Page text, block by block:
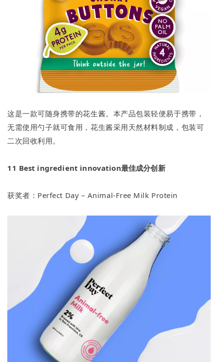
这是一款可随身携带的花生酱。本产品包装轻便易于携带，
无需使用勺子就可食用，花生酱采用天然材料制成，包装可
二次回收利用。
11 Best ingredient innovation最佳成分创新
获奖者：Perfect Day – Animal-Free Milk Protein